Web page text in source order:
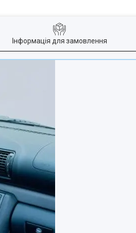
Інформація для замовлення